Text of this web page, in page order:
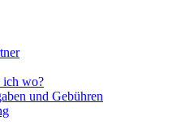
ich wo?
und Gebühren